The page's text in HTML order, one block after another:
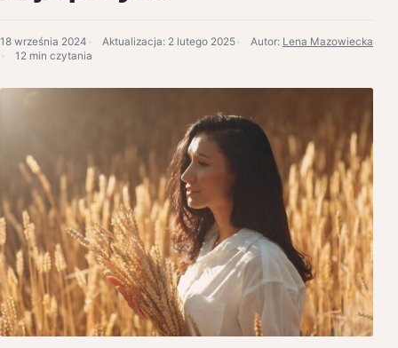
18 września 2024 Aktualizacja: 2 lutego 2025 Autor: Lena Mazowiecka
12 min czytania